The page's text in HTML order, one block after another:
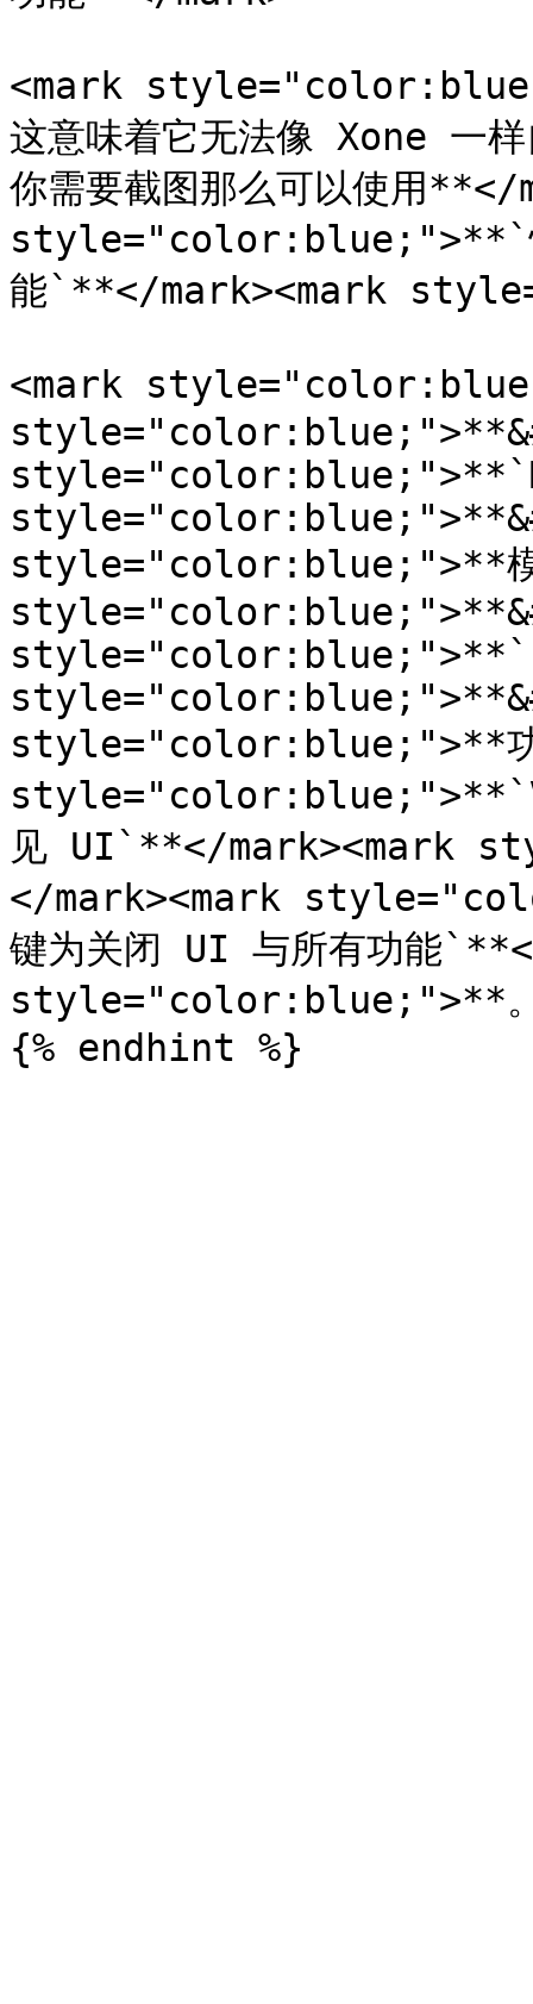
<mark
这意味着它无法像 Xone 一样
你需要截图那么可以使用**</
style="color:blue;">**`快
能`**</mark><mark
<mark
style="color:blue;">**模
style="color:blue;">**功
见 UI`**</mark><mark
</mark><mark
键为关闭 UI 与所有功能
style="color:blue;">**。